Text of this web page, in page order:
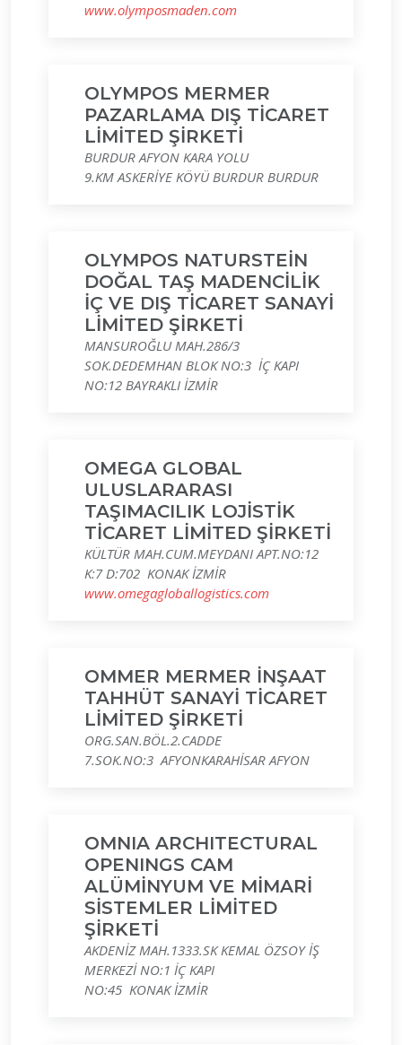
www.olymposmaden.com
OLYMPOS MERMER
PAZARLAMA DIŞ TİCARET
LİMİTED ŞİRKETİ
BURDUR AFYON KARA YOLU
9.KM ASKERİYE KÖYÜ BURDUR BURDUR
OLYMPOS NATURSTEİN
DOĞAL TAŞ MADENCİLİK
İÇ VE DIŞ TİCARET SANAYİ
LİMİTED ŞİRKETİ
MANSUROĞLU MAH.286/3
SOK.DEDEMHAN BLOK NO:3 İÇ KAPI
NO:12 BAYRAKLI İZMİR
OMEGA GLOBAL
ULUSLARARASI
TAŞIMACILIK LOJİSTİK
TİCARET LİMİTED ŞİRKETİ
KÜLTÜR MAH.CUM.MEYDANI APT.NO:12
K:7 D:702 KONAK İZMİR
www.omegagloballogistics.com
OMMER MERMER İNŞAAT
TAHHÜT SANAYİ TİCARET
LİMİTED ŞİRKETİ
ORG.SAN.BÖL.2.CADDE
7.SOK.NO:3 AFYONKARAHİSAR AFYON
OMNIA ARCHITECTURAL
OPENINGS CAM
ALÜMİNYUM VE MİMARİ
SİSTEMLER LİMİTED
ŞİRKETİ
AKDENİZ MAH.1333.SK KEMAL ÖZSOY İŞ
MERKEZİ NO:1 İÇ KAPI
NO:45 KONAK İZMİR